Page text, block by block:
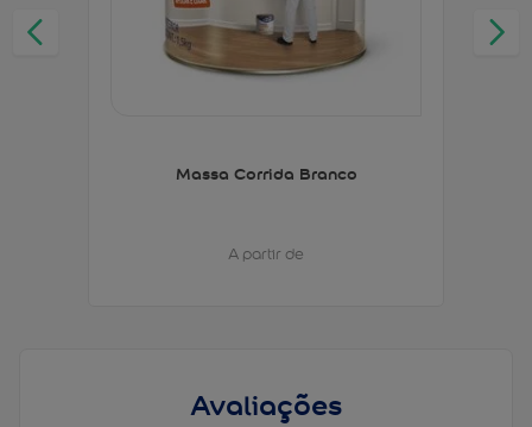
Massa Corrida Branco
A partir de
Avaliações